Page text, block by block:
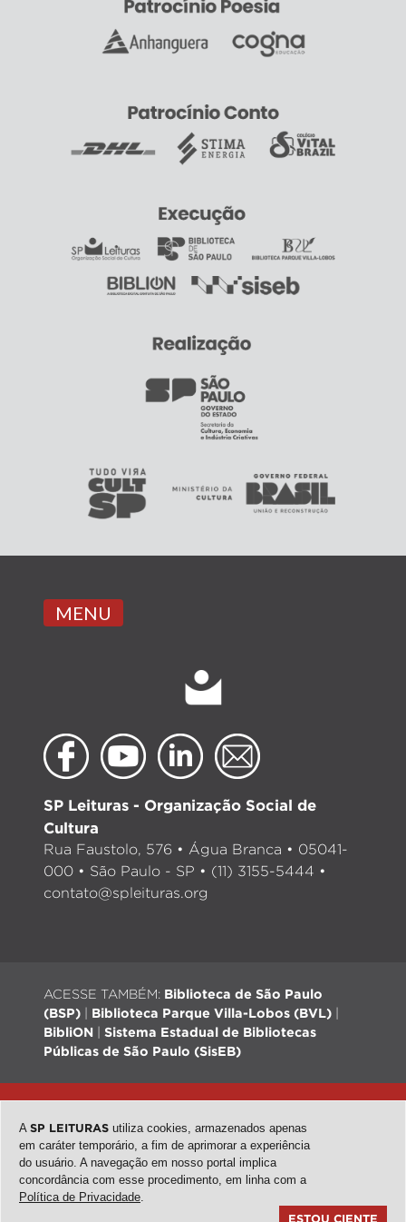
MENU
SP Leituras - Organização Social de
Cultura
Rua Faustolo, 576 • Água Branca • 05041-
000 • São Paulo - SP • (11) 3155-5444 •
contato@spleituras.org
ACESSE TAMBÉM: Biblioteca de São Paulo
(BSP)
Biblioteca Parque Villa-Lobos (BVL)
BibliON
Sistema Estadual de Bibliotecas
Públicas de São Paulo (SisEB)
QubeDesign
| Arte: Passarim db
topo
A SP LEITURAS utiliza cookies, armazenados apenas
em caráter temporário, a fim de aprimorar a experiência
do usuário. A navegação em nosso portal implica
concordância com esse procedimento, em linha com a
Política de Privacidade.
ESTOU CIENTE